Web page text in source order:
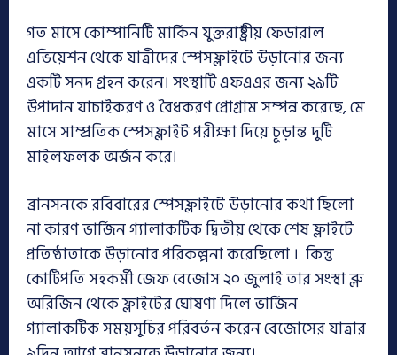
গত মাসে কোম্পানিটি মার্কিন যুক্তরাষ্ট্রীয় ফেডারাল
এভিয়েশন থেকে যাত্রীদের স্পেসফ্লাইটে উড়ানোর জন্য
একটি সনদ গ্রহন করেন। সংস্থাটি এফএএর জন্য ২৯টি
উপাদান যাচাইকরণ ও বৈধকরণ প্রোগ্রাম সম্পন্ন করেছে, মে
মাসে সাম্প্রতিক স্পেসফ্লাইট পরীক্ষা দিয়ে চূড়ান্ত দুটি
মাইলফলক অর্জন করে।
ব্রানসনকে রবিবারের স্পেসফ্লাইটে উড়ানোর কথা ছিলো
না কারণ ভার্জিন গ্যালাকটিক দ্বিতীয় থেকে শেষ ফ্লাইটে
প্রতিষ্ঠাতাকে উড়ানোর পরিকল্পনা করেছিলো । কিন্তু
কোটিপতি সহকর্মী জেফ বেজোস ২০ জুলাই তার সংস্থা ব্লু
অরিজিন থেকে ফ্লাইটের ঘোষণা দিলে ভার্জিন
গ্যালাকটিক সময়সুচির পরিবর্তন করেন বেজোসের যাত্রার